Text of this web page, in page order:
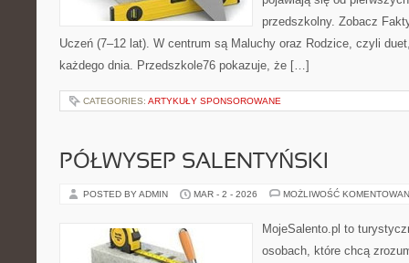
przedszkolny. Zobacz
Uczeń (7–12 lat). W centrum są Maluchy oraz Rodzice, czyli
każdego dnia. Przedszkole76 pokazuje, że […]
CATEGORIES: ARTYKUŁY SPONSOROWANE
PÓŁWYSEP SALENTYŃSKI
POSTED BY ADMIN MAR - 2 - 2026 MOŻLIWOŚĆ
MojeSalento.pl to
osobach, które chcą